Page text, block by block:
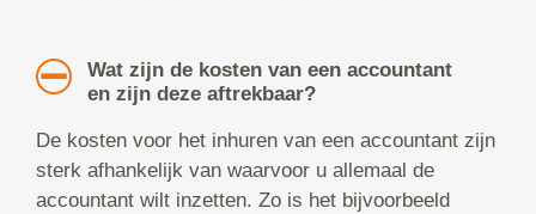
Wat zijn de kosten van een accountant
en zijn deze aftrekbaar?
De kosten voor het inhuren van een accountant zijn
sterk afhankelijk van waarvoor u allemaal de
accountant wilt inzetten. Zo is het bijvoorbeeld